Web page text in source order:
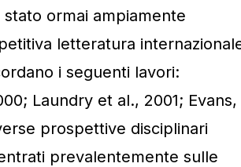
ormai ampiamente
letteratura
i seguenti lavori:
Laundry et al., 2001; Evans,
prospettive disciplinari
prevalentemente sulle